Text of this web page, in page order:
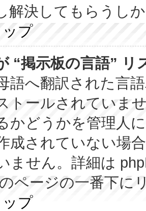
解決してもらうし
プ
“掲示板の言語” リ
語へ翻訳された言
トールされていま
かどうかを管理人
成されていない場
ません。詳細は
ページの一番下に
プ